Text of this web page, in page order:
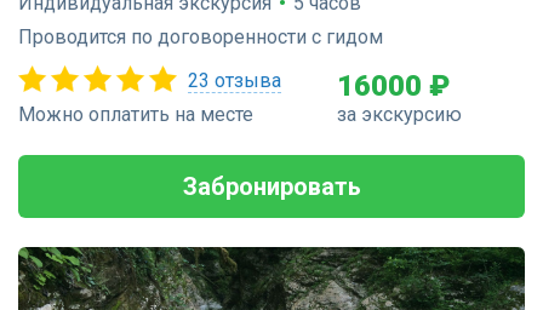
Проводится по договоренности с гидом
23 отзыва
Можно оплатить на месте
16000 ₽
за экскурсию
Забронировать